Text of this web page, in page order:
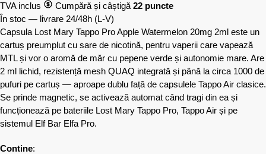
TVA inclus
Cumpără și câștigă 22 puncte
În stoc — livrare 24/48h (L-V)
Capsula Lost Mary Tappo Pro Apple Watermelon 20mg 2ml este un
cartuș preumplut cu sare de nicotină, pentru vaperii care vapează
MTL și vor o aromă de măr cu pepene verde și autonomie mare. Are
2 ml lichid, rezistență mesh QUAQ integrată și până la circa 1000 de
pufuri pe cartuș — aproape dublu față de capsulele Tappo Air clasice.
Se prinde magnetic, se activează automat când tragi din ea și
funcționează pe bateriile Lost Mary Tappo Pro, Tappo Air și pe
sistemul Elf Bar Elfa Pro.
Contine: